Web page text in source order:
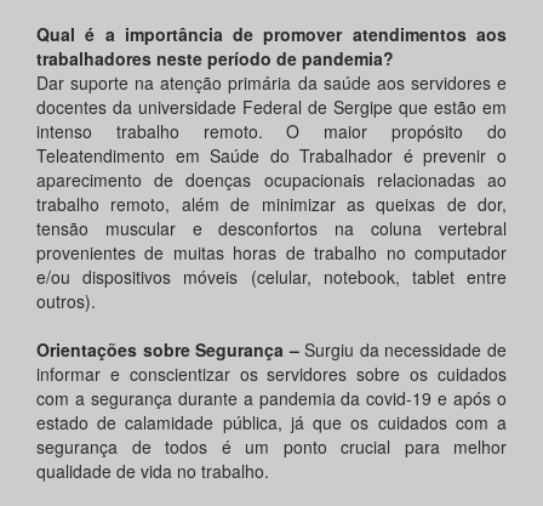
Qual é a importância de promover atendimentos aos
trabalhadores neste período de pandemia?
Dar suporte na atenção primária da saúde aos servidores e
docentes da universidade Federal de Sergipe que estão em
intenso trabalho remoto. O maior propósito do
Teleatendimento em Saúde do Trabalhador é prevenir o
aparecimento de doenças ocupacionais relacionadas ao
trabalho remoto, além de minimizar as queixas de dor,
tensão muscular e desconfortos na coluna vertebral
provenientes de muitas horas de trabalho no computador
e/ou dispositivos móveis (celular, notebook, tablet entre
outros).
Orientações sobre Segurança –Surgiu da necessidade de
informar e conscientizar os servidores sobre os cuidados
com a segurança durante a pandemia da covid-19 e após o
estado de calamidade pública, já que os cuidados com a
segurança de todos é um ponto crucial para melhor
qualidade de vida no trabalho.